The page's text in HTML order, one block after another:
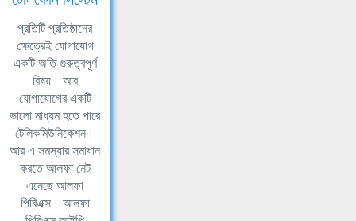
প্রতিটি প্রতিষ্ঠানের
ক্ষেত্রেই যোগাযোগ
একটি অতি গুরুত্বপূর্ণ
বিষয়। আর
যোগাযোগের একটি
ভালো মাধ্যম হতে পারে
টেলিকমিউনিকেশন।
আর এ সমস্যার সমাধান
করতে আলফা নেট
এনেছে আলফা
পিবিএক্স। আলফা